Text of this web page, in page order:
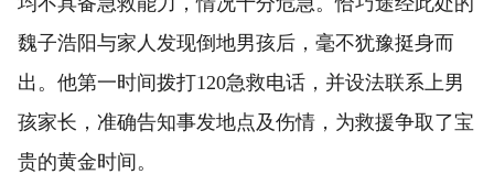
魏子浩阳与家人发现倒地男孩后，毫不犹豫挺身而
出。他第一时间拨打120急救电话，并设法联系上男
孩家长，准确告知事发地点及伤情，为救援争取了宝
贵的黄金时间。